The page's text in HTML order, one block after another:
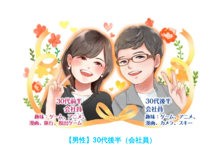
【男性】30代後半（会社員）